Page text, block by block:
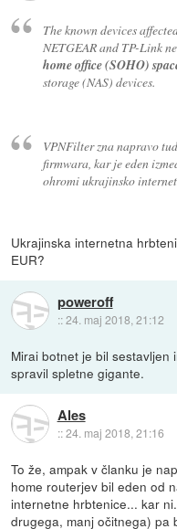
The known devices
NETGEAR and TP-Link
home office (SOHO)
storage (NAS) devices.
VPNFilter zna napravo
firmwara, kar je eden
ohromi ukrajinsko
Ukrajinska internetna
EUR?
poweroff
::24. maj 2018, 21:12
Mirai botnet je bil
spravil spletne gigante.
Ales
::24. maj 2018, 21:16
To že, ampak v članku je
home routerjev bil eden od
internetne hrbtenice... kar
drugega, manj očitnega) pa